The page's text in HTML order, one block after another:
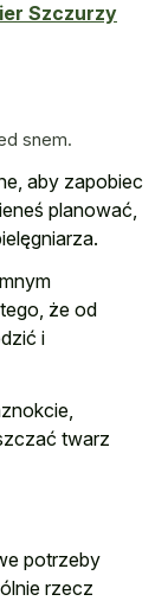
Szczurzy
snem.
aby zapobiec
planować,
że od
i
twarz
potrzeby
rzecz